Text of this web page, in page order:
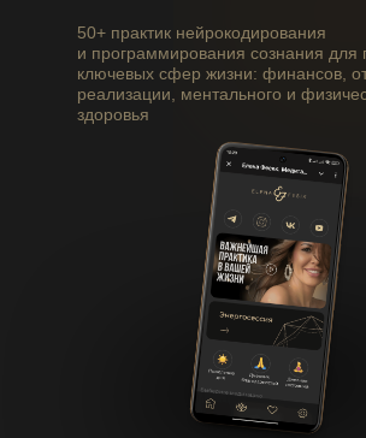
50+ практик нейрокодирования
и программирования сознания для
ключевых сфер жизни: финансов,
реализации, ментального и
здоровья